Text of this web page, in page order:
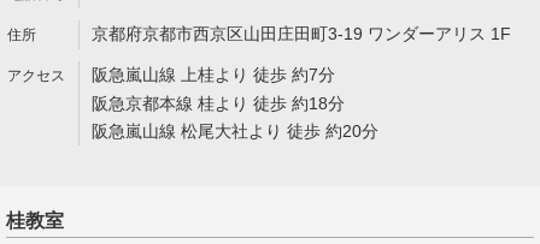
京都府京都市西京区山田庄田町3-19 ワンダーアリス 1F
阪急嵐山線 上桂より 徒歩 約7分
阪急京都本線 桂より 徒歩 約18分
阪急嵐山線 松尾大社より 徒歩 約20分
桂教室